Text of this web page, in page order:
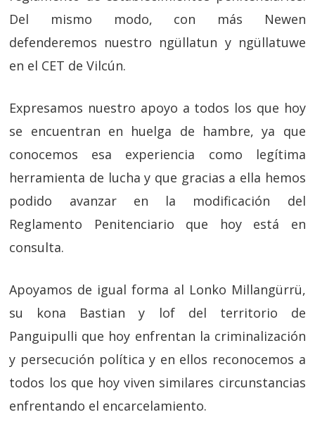
Del mismo modo, con más Newen
defenderemos nuestro ngüllatun y ngüllatuwe
en el CET de Vilcún.
Expresamos nuestro apoyo a todos los que hoy
se encuentran en huelga de hambre, ya que
conocemos esa experiencia como legítima
herramienta de lucha y que gracias a ella hemos
podido avanzar en la modificación del
Reglamento Penitenciario que hoy está en
consulta.
Apoyamos de igual forma al Lonko Millangürrü,
su kona Bastian y lof del territorio de
Panguipulli que hoy enfrentan la criminalización
y persecución política y en ellos reconocemos a
todos los que hoy viven similares circunstancias
enfrentando el encarcelamiento.